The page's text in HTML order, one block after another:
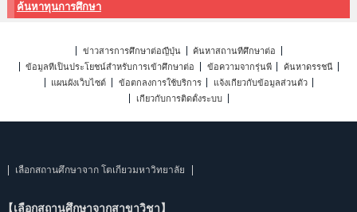
ค้นหาทุนการศึกษา
ข่าวสารการศึกษาต่อญี่ปุ่น
ค้นหาสถานที่ศึกษาต่อ
ข้อมูลที่เป็นประโยชน์สำหรับการเข้าศึกษาต่อ
ข้อความจากรุ่นพี่
ค้นหาดรรชนี
แผนผังเว็บไซต์
ข้อตกลงการใช้บริการ
แจ้งเกี่ยวกับข้อมูลส่วนตัว
เกี่ยวกับการติดตั้งระบบ
เลือกสถานศึกษาจาก โตเกียวมหาวิทยาลัย
【เลือกสถานศึกษาจากสาขาวิชา】